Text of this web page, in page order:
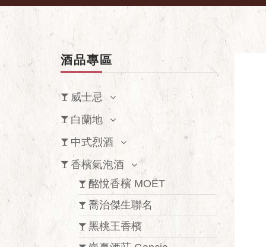
酒品專區
威士忌
白蘭地
中式烈酒
香檳氣泡酒
酩悅香檳 MOËT
喬治傑生聯名
黑桃王香檳